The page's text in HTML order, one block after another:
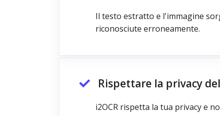
Il testo estratto e l'immagine
riconosciute erroneamente.
Rispettare la privacy
i2OCR rispetta la tua privacy e